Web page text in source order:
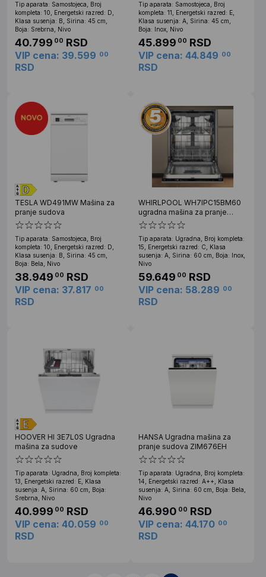
Tip aparata: Samostojeca, Broj
kompleta: 10, Energetski razred: D,
Klasa susenja: B, Sirina: 45 cm,
Boja: Srebrna, Nivo
40.799 00 RSD
VIP cena: 39.599 00
RSD
Tip aparata: Samostojeca, Broj
kompleta: 11, Energetski razred: E,
Klasa susenja: A, Sirina: 45 cm,
Boja: Inox, Nivo
45.899 00 RSD
VIP cena: 44.849 00
RSD
TESLA WD491MW Mašina za
pranje sudova
Tip aparata: Samostojeca, Broj
kompleta: 10, Energetski razred: D,
Klasa susenja: B, Sirina: 45 cm,
Boja: Bela, Nivo
38.949 00 RSD
VIP cena: 37.817 00
RSD
WHIRLPOOL WH7IPC15BM60
ugradna mašina za pranje
sudova – 60cm
Tip aparata: Ugradna, Broj kompleta:
15, Energetski razred: C, Klasa
susenja: A, Sirina: 60 cm, Boja: Inox,
Nivo
59.649 00 RSD
VIP cena: 58.289 00
RSD
HOOVER HI 3E7L0S Ugradna
mašina za sudove
Tip aparata: Ugradna, Broj kompleta:
13, Energetski razred: E, Klasa
susenja: A, Sirina: 60 cm, Boja:
Srebrna, Nivo
40.999 00 RSD
VIP cena: 40.059 00
RSD
HANSA Ugradna mašina za
pranje sudova ZIM676EH
Tip aparata: Ugradna, Broj kompleta:
14, Energetski razred: A++, Klasa
susenja: A, Sirina: 60 cm, Boja: Bela,
Nivo
46.990 00 RSD
VIP cena: 44.170 00
RSD